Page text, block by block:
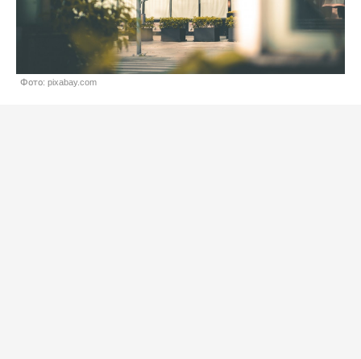
Фото: pixabay.com